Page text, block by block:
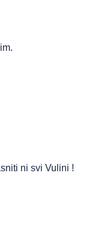
ni svi Vulini !